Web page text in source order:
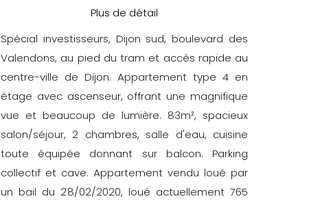
Plus de détail
Spécial investisseurs, Dijon sud, boulevard des
Valendons, au pied du tram et accès rapide au
centre-ville de Dijon. Appartement type 4 en
étage avec ascenseur, offrant une magnifique
vue et beaucoup de lumière. 83m², spacieux
salon/séjour, 2 chambres, salle d'eau, cuisine
toute équipée donnant sur balcon. Parking
collectif et cave. Appartement vendu loué par
un bail du 28/02/2020, loué actuellement 765